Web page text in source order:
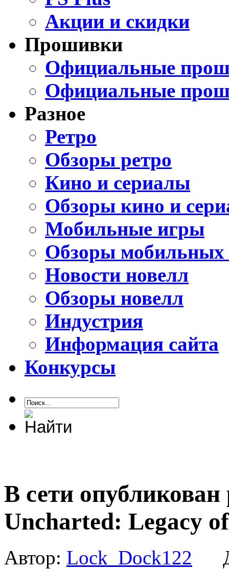
Акции и скидки
Прошивки
Официальные
Официальные
Разное
Ретро
Обзоры ретро
Кино и сериалы
Обзоры кино и
Мобильные игры
Обзоры мобильных
Новости новелл
Обзоры новелл
Индустрия
Информация сайта
Конкурсы
В сети
Uncharted: Legacy
Автор: Lock_Dock122